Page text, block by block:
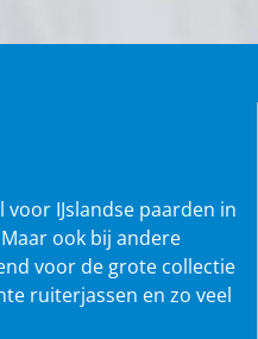
IJslandse paarden in
ook bij andere
voor de grote collectie
ruiterjassen en zo veel